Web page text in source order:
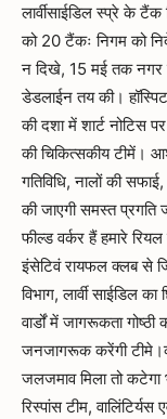
लार्वीसाईडिल स्प्रे के
को 20 टैंकः निगम को
न दिखे, 15 मई तक नगर
डेडलाईन तय की।
की दशा में शार्ट नोटिस
की चिकित्सकीय टीमें।
गतिविधि, नालों की
की जाएगी समस्त प्रगति
फील्ड वर्कर हैं हमारे
इंसेटिवं रायफल क्लब से
विभाग, लार्वी साईडिल
वार्डों में जागरूकता
जनजागरूक करेंगी
जलजमाव मिला तो कटेगा
रिस्पांस टीम,